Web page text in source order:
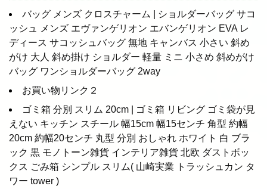
バッグ メンズ クロスチャーム | ショルダーバッグ サコ
ッシュ メンズ エヴァンゲリオン エバンゲリオン EVA レ
ディース サコッシュバッグ 無地 キャンバス 小さい 斜め
がけ 大人 斜め掛け ショルダー 軽量 ミニ 小さめ 斜めがけ
バッグ ワンショルダーバッグ 2way
お買い物リンク２
ゴミ箱 分別 スリム 20cm | ゴミ箱 リビング ゴミ袋が見
えない キッチン スチール 幅15cm 幅15センチ 角型 約幅
20cm 約幅20センチ 丸型 分別 おしゃれ ホワイト 白 ブラ
ック 黒 モノトーン雑貨 インテリア雑貨 北欧 ダストボッ
クス ごみ箱 シンプル スリム( 山崎実業 トラッシュカン タ
ワー tower )